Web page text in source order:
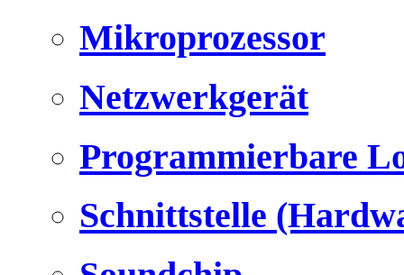
Mikroprozessor
Netzwerkgerät
Programmierbare
Schnittstelle